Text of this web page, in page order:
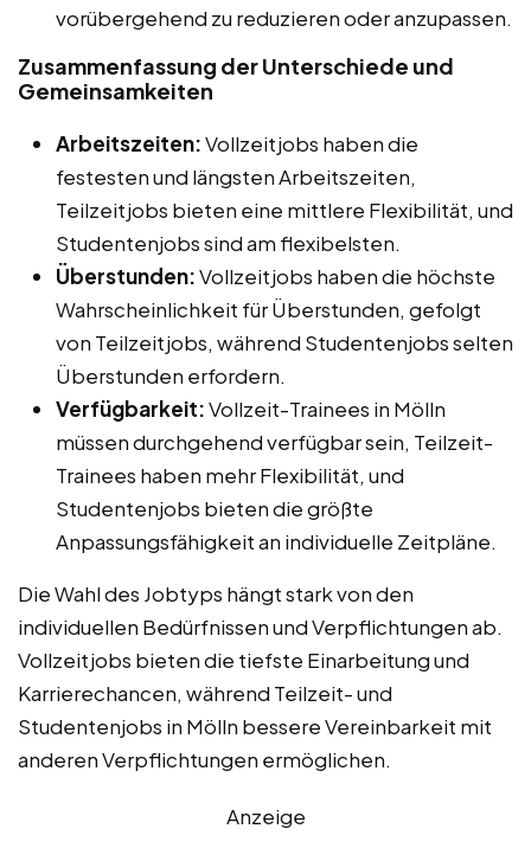
vorübergehend zu reduzieren oder anzupassen.
Zusammenfassung der Unterschiede und
Gemeinsamkeiten
Arbeitszeiten:Vollzeitjobs haben die
festesten und längsten Arbeitszeiten,
Teilzeitjobs bieten eine mittlere Flexibilität, und
Studentenjobs sind am flexibelsten.
Überstunden:Vollzeitjobs haben die höchste
Wahrscheinlichkeit für Überstunden, gefolgt
von Teilzeitjobs, während Studentenjobs selten
Überstunden erfordern.
Verfügbarkeit:Vollzeit-Trainees in Mölln
müssen durchgehend verfügbar sein, Teilzeit-
Trainees haben mehr Flexibilität, und
Studentenjobs bieten die größte
Anpassungsfähigkeit an individuelle Zeitpläne.
Die Wahl des Jobtyps hängt stark von den
individuellen Bedürfnissen und Verpflichtungen ab.
Vollzeitjobs bieten die tiefste Einarbeitung und
Karrierechancen, während Teilzeit- und
Studentenjobs in Mölln bessere Vereinbarkeit mit
anderen Verpflichtungen ermöglichen.
Anzeige